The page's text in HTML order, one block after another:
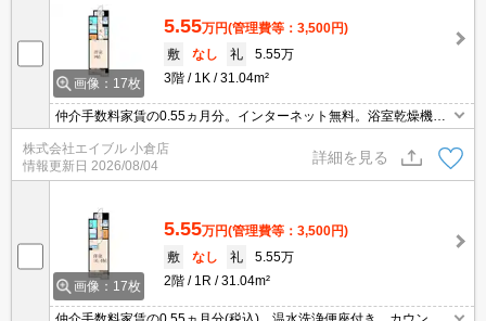
画像：17枚
5.55万円(管理費等：3,500円)
敷
なし 礼
5.55万
3階
1K 31.04m²
仲介手数料家賃の0.55ヵ月分。インターネット無料。浴室乾燥機
株式会社エイブル 小倉店
情報更新日 2026/08/04
詳細を見る
画像：17枚
5.55万円(管理費等：3,500円)
敷
なし 礼
5.55万
2階
1R 31.04m²